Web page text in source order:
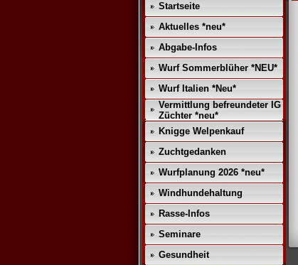
Startseite
Aktuelles *neu*
Abgabe-Infos
Wurf Sommerblüher *NEU*
Wurf Italien *Neu*
Vermittlung befreundeter IG
Züchter *neu*
Knigge Welpenkauf
Zuchtgedanken
Wurfplanung 2026 *neu*
Windhundehaltung
Rasse-Infos
Seminare
Gesundheit